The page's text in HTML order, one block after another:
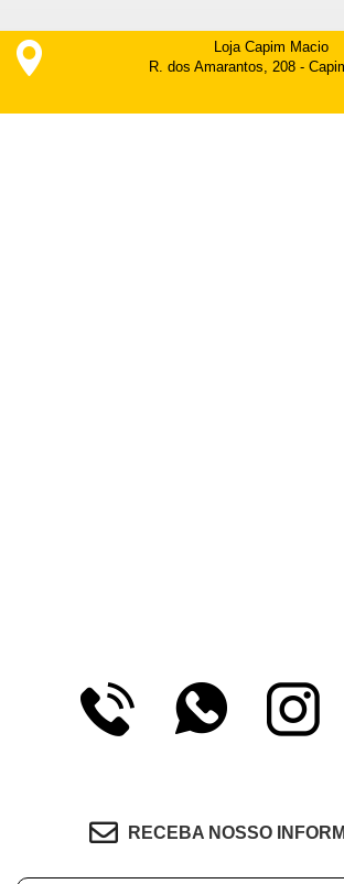
Loja Capim Macio
R. dos Amarantos, 208 -
RECEBA NOSSO